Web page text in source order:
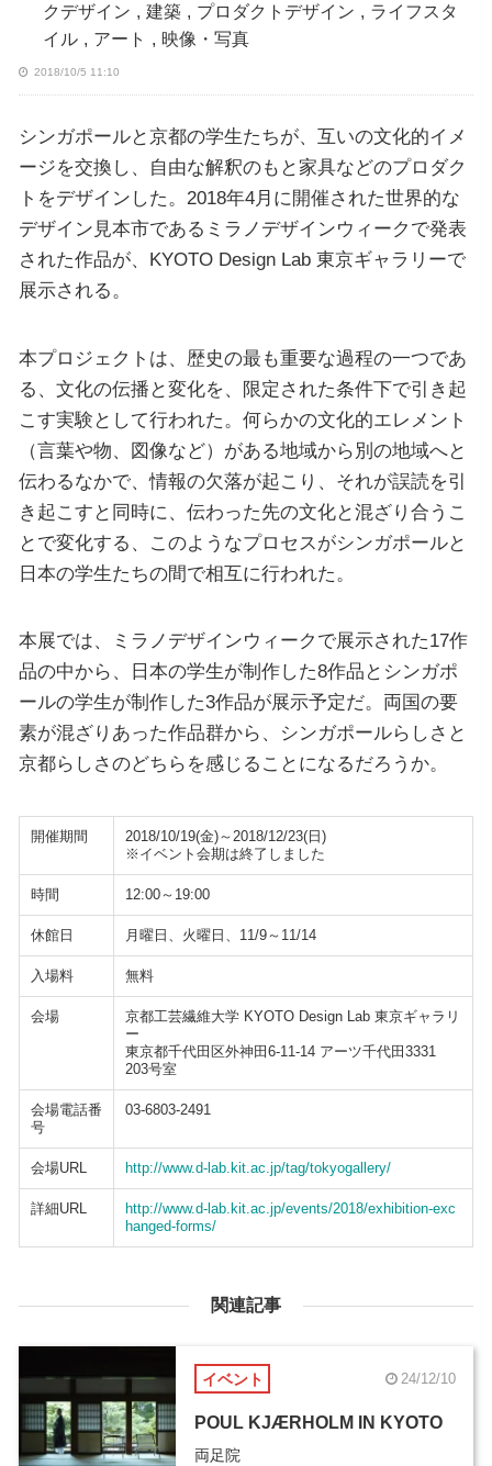
クデザイン , 建築 , プロダクトデザイン , ライフスタ
イル , アート , 映像・写真
2018/10/5 11:10
シンガポールと京都の学生たちが、互いの文化的イメ
ージを交換し、自由な解釈のもと家具などのプロダク
トをデザインした。2018年4月に開催された世界的な
デザイン見本市であるミラノデザインウィークで発表
された作品が、KYOTO Design Lab 東京ギャラリーで
展示される。
本プロジェクトは、歴史の最も重要な過程の一つであ
る、文化の伝播と変化を、限定された条件下で引き起
こす実験として行われた。何らかの文化的エレメント
（言葉や物、図像など）がある地域から別の地域へと
伝わるなかで、情報の欠落が起こり、それが誤読を引
き起こすと同時に、伝わった先の文化と混ざり合うこ
とで変化する、このようなプロセスがシンガポールと
日本の学生たちの間で相互に行われた。
本展では、ミラノデザインウィークで展示された17作
品の中から、日本の学生が制作した8作品とシンガポ
ールの学生が制作した3作品が展示予定だ。両国の要
素が混ざりあった作品群から、シンガポールらしさと
京都らしさのどちらを感じることになるだろうか。
開催期間
2018/10/19(金)～2018/12/23(日)
※イベント会期は終了しました
時間 12:00～19:00
休館日 月曜日、火曜日、11/9～11/14
入場料 無料
会場
京都工芸繊維大学 KYOTO Design Lab 東京ギャラリ
ー
東京都千代田区外神田6-11‐14 アーツ千代田3331
203号室
会場電話番
号
03-6803-2491
会場URL http://www.d-lab.kit.ac.jp/tag/tokyogallery/
詳細URL
http://www.d-lab.kit.ac.jp/events/2018/exhibition-exc
hanged-forms/
関連記事
イベント 24/12/10
POUL KJÆRHOLM IN KYOTO
両足院